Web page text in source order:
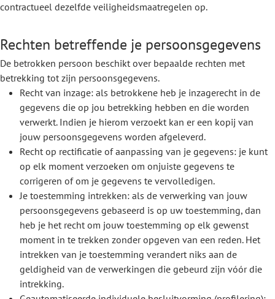
contractueel dezelfde veiligheidsmaatregelen op.
Rechten betreffende je persoonsgegevens
De betrokken persoon beschikt over bepaalde rechten met
betrekking tot zijn persoonsgegevens.
Recht van inzage: als betrokkene heb je inzagerecht in de
gegevens die op jou betrekking hebben en die worden
verwerkt. Indien je hierom verzoekt kan er een kopij van
jouw persoonsgegevens worden afgeleverd.
Recht op rectificatie of aanpassing van je gegevens: je kunt
op elk moment verzoeken om onjuiste gegevens te
corrigeren of om je gegevens te vervolledigen.
Je toestemming intrekken: als de verwerking van jouw
persoonsgegevens gebaseerd is op uw toestemming, dan
heb je het recht om jouw toestemming op elk gewenst
moment in te trekken zonder opgeven van een reden. Het
intrekken van je toestemming verandert niks aan de
geldigheid van de verwerkingen die gebeurd zijn vóór die
intrekking.